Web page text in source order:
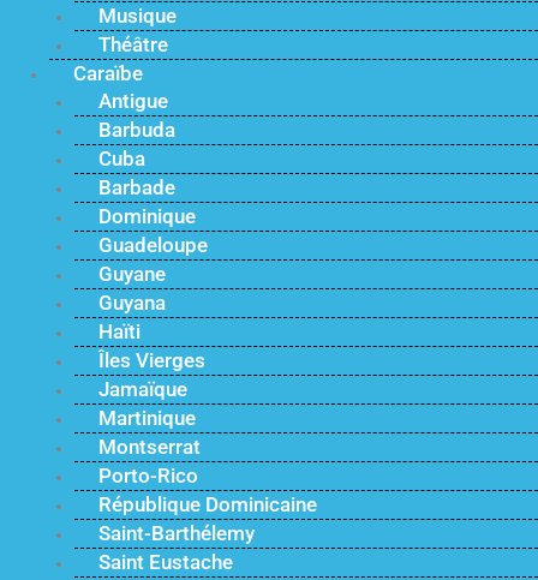
Musique
Théâtre
Caraïbe
Antigue
Barbuda
Cuba
Barbade
Dominique
Guadeloupe
Guyane
Guyana
Haïti
Îles Vierges
Jamaïque
Martinique
Montserrat
Porto-Rico
République Dominicaine
Saint-Barthélemy
Saint Eustache